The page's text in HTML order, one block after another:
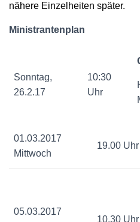
nähere Einzelheiten später.
Ministrantenplan
Sonntag,
26.2.17
10:30
Uhr
01.03.2017
Mittwoch
19.00 Uhr
05.03.2017
10.30 Uhr